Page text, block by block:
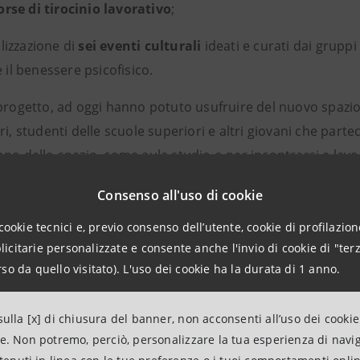
Consenso all'uso di cookie
tecnici e, previo consenso dell’utente, cookie di
personalizzate e consente anche l'invio di cookie di
da quello visitato). L'uso dei cookie ha la durata di 1 anno.
[x] di chiusura del banner, non acconsenti all’uso dei
Non potremo, perciò, personalizzare la tua esperienza di
di tirocinio lavorativo;
di sei eventi culturali ideati e curati dai
il benessere psicofisico.
ad oggi hanno potuto usufruire del nuovo spazio
studenti delle scuole superiori e altri giovani che
dello spazio, come aula studio o per incontrarsi e
a 150 giovani nelle attività formative e circa 350
M.U.G. abbiamo voluto costruire un luogo dove i giovani
L’idea è sempre stata quella di far convivere
anche molta fiducia. L’obiettivo ora è continuare a rendere
ai bisogni e ai desideri di chi lo abita”, dichiaraAlessio Del